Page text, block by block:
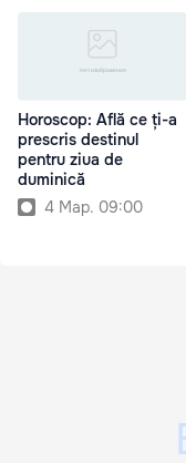
Horoscop: Află ce ți-a
prescris destinul
pentru ziua de
duminică
4 Мар. 09:00